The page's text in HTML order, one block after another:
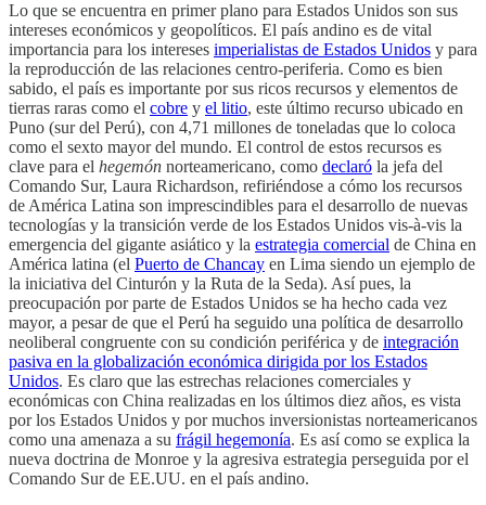
Lo que se encuentra en primer plano para Estados Unidos son sus
intereses económicos y geopolíticos. El país andino es de vital
importancia para los intereses imperialistas de Estados Unidos y para
la reproducción de las relaciones centro-periferia. Como es bien
sabido, el país es importante por sus ricos recursos y elementos de
tierras raras como el cobre y el litio, este último recurso ubicado en
Puno (sur del Perú), con 4,71 millones de toneladas que lo coloca
como el sexto mayor del mundo. El control de estos recursos es
clave para el hegemón norteamericano, como declaró la jefa del
Comando Sur, Laura Richardson, refiriéndose a cómo los recursos
de América Latina son imprescindibles para el desarrollo de nuevas
tecnologías y la transición verde de los Estados Unidos vis-à-vis la
emergencia del gigante asiático y la estrategia comercial de China en
América latina (el Puerto de Chancay en Lima siendo un ejemplo de
la iniciativa del Cinturón y la Ruta de la Seda). Así pues, la
preocupación por parte de Estados Unidos se ha hecho cada vez
mayor, a pesar de que el Perú ha seguido una política de desarrollo
neoliberal congruente con su condición periférica y de integración
pasiva en la globalización económica dirigida por los Estados
Unidos. Es claro que las estrechas relaciones comerciales y
económicas con China realizadas en los últimos diez años, es vista
por los Estados Unidos y por muchos inversionistas norteamericanos
como una amenaza a su frágil hegemonía. Es así como se explica la
nueva doctrina de Monroe y la agresiva estrategia perseguida por el
Comando Sur de EE.UU. en el país andino.